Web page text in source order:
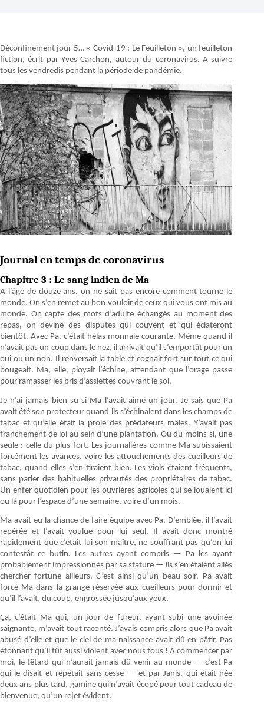
Déconfinement jour 5… « Covid-19 : Le Feuilleton », un feuilleton
fiction, écrit par Yves Carchon, autour du coronavirus. A suivre
tous les vendredis pendant la période de pandémie.
Journal en temps de coronavirus
Chapitre 3 : Le sang indien de Ma
A l’âge de douze ans, on ne sait pas encore comment tourne le
monde. On s’en remet au bon vouloir de ceux qui vous ont mis au
monde. On capte des mots d’adulte échangés au moment des
repas, on devine des disputes qui couvent et qui éclateront
bientôt. Avec Pa, c’était hélas monnaie courante. Même quand il
n’avait pas un coup dans le nez, il arrivait qu’il s’emportât pour un
oui ou un non. Il renversait la table et cognait fort sur tout ce qui
bougeait. Ma, elle, ployait l’échine, attendant que l’orage passe
pour ramasser les bris d’assiettes couvrant le sol.
Je n’ai jamais bien su si Ma l’avait aimé un jour. Je sais que Pa
avait été son protecteur quand ils s’échinaient dans les champs de
tabac et qu’elle était la proie des prédateurs mâles. Y’avait pas
franchement de loi au sein d’une plantation. Ou du moins si, une
seule : celle du plus fort. Les journalières comme Ma subissaient
forcément les avances, voire les attouchements des cueilleurs de
tabac, quand elles s’en tiraient bien. Les viols étaient fréquents,
sans parler des habituelles privautés des propriétaires de tabac.
Un enfer quotidien pour les ouvrières agricoles qui se louaient ici
ou là pour l’espace d’une semaine, voire d’un mois.
Ma avait eu la chance de faire équipe avec Pa. D’emblée, il l’avait
repérée et l’avait voulue pour lui seul. Il avait donc montré
rapidement que c’était lui son maître, ne souffrant pas qu’on lui
contestât ce butin. Les autres ayant compris — Pa les ayant
probablement impressionnés par sa stature — ils s’en étaient allés
chercher fortune ailleurs. C’est ainsi qu’un beau soir, Pa avait
forcé Ma dans la grange réservée aux cueilleurs pour dormir et
qu’il l’avait, du coup, engrossée jusqu’aux yeux.
Ça, c’était Ma qui, un jour de fureur, ayant subi une avoinée
saignante, m’avait tout raconté. J’avais compris alors que Pa avait
abusé d’elle et que le ciel de ma naissance avait dû en pâtir. Pas
étonnant qu’il fût aussi violent avec nous tous ! A commencer par
moi, le têtard qui n’aurait jamais dû venir au monde — c’est Pa
qui le disait et répétait sans cesse — et par Janis, qui était née
deux ans plus tard, gamine qui n’avait écopé pour tout cadeau de
bienvenue, qu’un rejet évident.